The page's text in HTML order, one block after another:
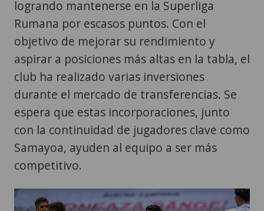
logrando mantenerse en la Superliga
Rumana por escasos puntos. Con el
objetivo de mejorar su rendimiento y
aspirar a posiciones más altas en la tabla, el
club ha realizado varias inversiones
durante el mercado de transferencias. Se
espera que estas incorporaciones, junto
con la continuidad de jugadores clave como
Samayoa, ayuden al equipo a ser más
competitivo.